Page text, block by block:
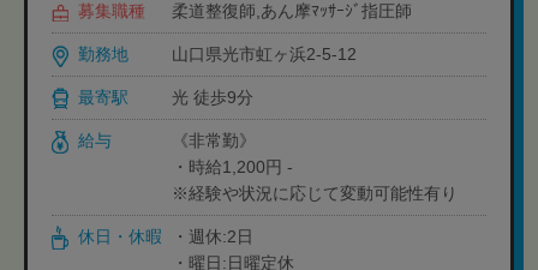
募集職種 柔道整復師,あん摩ﾏｯｻｰｼﾞ指圧師
勤務地 山口県光市虹ヶ浜2-5-12
最寄駅 光 徒歩9分
給与
《非常勤》
・時給1,200円 -
※経験や状況に応じて変動可能性有り
休日・休暇
・週休:2日
・曜日:日曜定休